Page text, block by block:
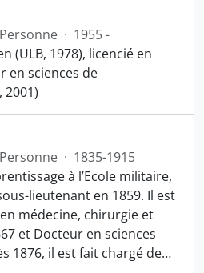
Personne · 1955 -
(ULB, 1978), licencié en
en sciences de
2001)
Personne · 1835-1915
à l’Ecole militaire,
lieutenant en 1859. Il est
médecine, chirurgie et
et Docteur en sciences
1876, il est fait chargé de…